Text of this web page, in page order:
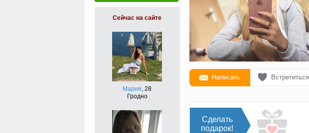
Сейчас на сайте
Мария, 28
Гродно
Написать Встретиться
Сделать
подарок!